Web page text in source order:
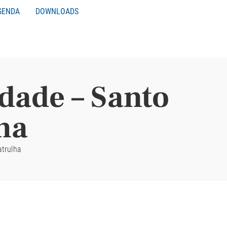
DOWNLOADS
– Santo